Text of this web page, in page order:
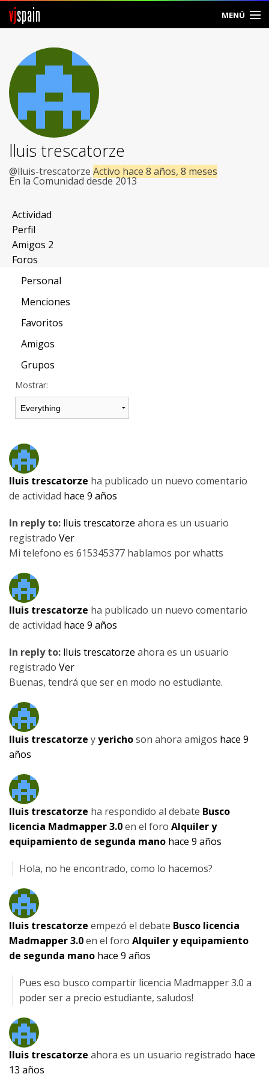
vjspain MENÚ
Foros
Noticias
Vjspain
Ayuda
Contacto
Entrar
Crear Cuenta
lluis trescatorze
@lluis-trescatorze Activo hace 8 años, 8 meses
En la Comunidad desde 2013
Actividad
Perfil
Amigos 2
Foros
Personal
Menciones
Favoritos
Amigos
Grupos
Mostrar:
lluis trescatorze ha publicado un nuevo comentario
de actividad hace 9 años
In reply to: lluis trescatorze ahora es un usuario
registrado Ver
Mi telefono es 615345377 hablamos por whatts
lluis trescatorze ha publicado un nuevo comentario
de actividad hace 9 años
In reply to: lluis trescatorze ahora es un usuario
registrado Ver
Buenas, tendrá que ser en modo no estudiante.
lluis trescatorze yyerichoson ahora amigos hace 9
años
lluis trescatorze ha respondido al debate Busco
licencia Madmapper 3.0en el foro Alquiler y
equipamiento de segunda mano hace 9 años
Hola, no he encontrado, como lo hacemos?
lluis trescatorze empezó el debate Busco licencia
Madmapper 3.0en el foro Alquiler y equipamiento
de segunda mano hace 9 años
Pues eso busco compartir licencia Madmapper 3.0 a
poder ser a precio estudiante, saludos!
lluis trescatorze ahora es un usuario registrado hace
13 años